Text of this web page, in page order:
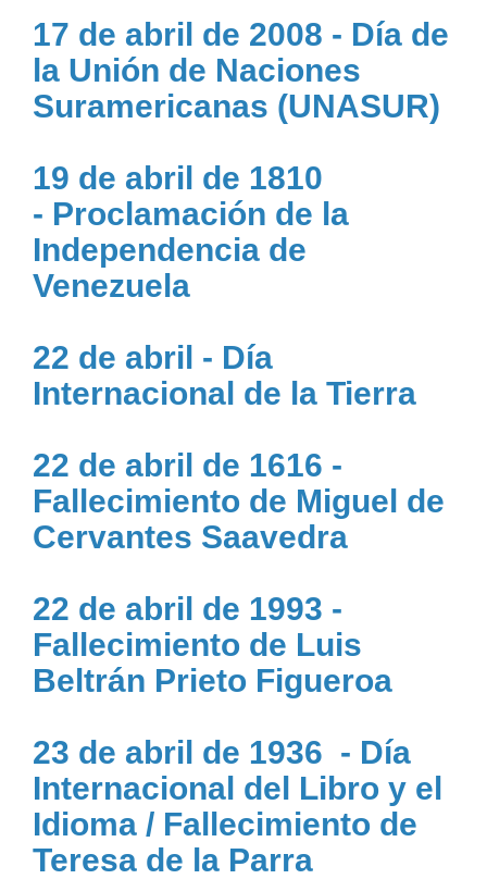
17 de abril de 2008 - Día de
la Unión de Naciones
Suramericanas (UNASUR)
19 de abril de 1810
- Proclamación de la
Independencia de
Venezuela
22 de abril - Día
Internacional de la Tierra
22 de abril de 1616 -
Fallecimiento de Miguel de
Cervantes Saavedra
22 de abril de 1993 -
Fallecimiento de Luis
Beltrán Prieto Figueroa
23 de abril de 1936 - Día
Internacional del Libro y el
Idioma / Fallecimiento de
Teresa de la Parra